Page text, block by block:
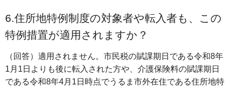
6.住所地特例制度の対象者や転入者も、この
特例措置が適用されますか？
（回答）適用されません。市民税の賦課期日である令和8年
1月1日よりも後に転入された方や、介護保険料の賦課期日
である令和8年4月1日時点でうるま市外在住である住所地特